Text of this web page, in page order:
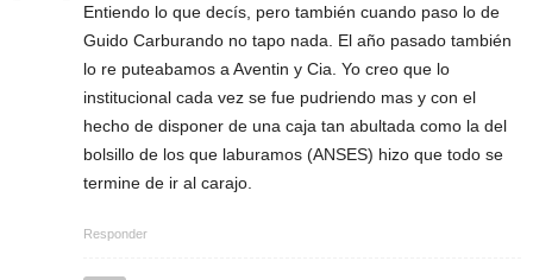
Entiendo lo que decís, pero también cuando paso lo de
Guido Carburando no tapo nada. El año pasado también
lo re puteabamos a Aventin y Cia. Yo creo que lo
institucional cada vez se fue pudriendo mas y con el
hecho de disponer de una caja tan abultada como la del
bolsillo de los que laburamos (ANSES) hizo que todo se
termine de ir al carajo.
Responder